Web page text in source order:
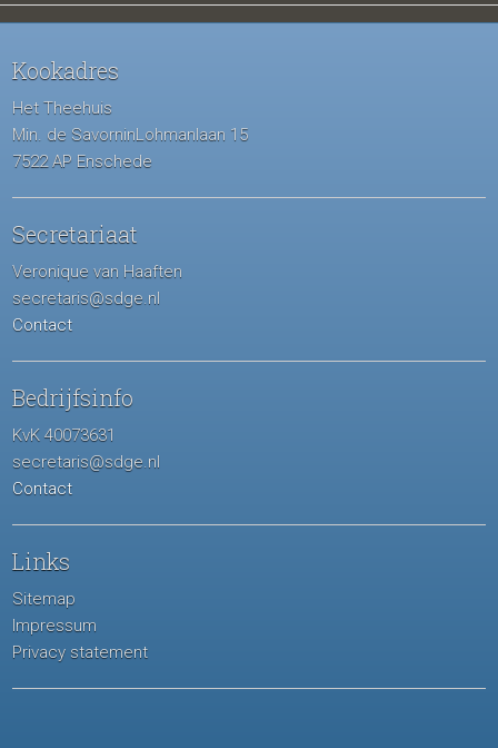
Kookadres
Het Theehuis
Min. de SavorninLohmanlaan 15
7522 AP Enschede
Secretariaat
Veronique van Haaften
secretaris@sdge.nl
Contact
Bedrijfsinfo
KvK 40073631
secretaris@sdge.nl
Contact
Links
Sitemap
Impressum
Privacy statement